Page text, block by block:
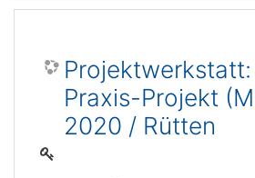
Praxis-Projekt
2020 / Rütten